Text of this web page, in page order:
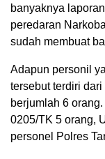
banyaknya
peredaran
sudah membuat
Adapun personil
tersebut terdiri
berjumlah 6
0205/TK 5 orang,
personel Polres